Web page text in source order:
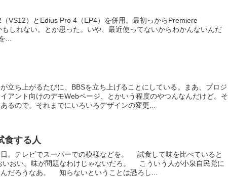
VS12）とEdius Pro 4（EP4）を併用。最初っからPremiere
しれない。とか思った。いや、最近使ってないからわかんないんだ
...
立ち上がるたびに、BBSを立ち上げることにしている。まあ、プロジ
アント向けのデモWebページ、とかいう程度のやつんなんだけど。そ
るので。それまでにいろいろデザインの変更...
食する人
。テレビでスーパーでの模様などを。 試食して味を比べていると
おい。味が問題なわけじゃないだろ。 こういう人が小泉自民党に
だろうなあ。 知らないということは恐ろし...